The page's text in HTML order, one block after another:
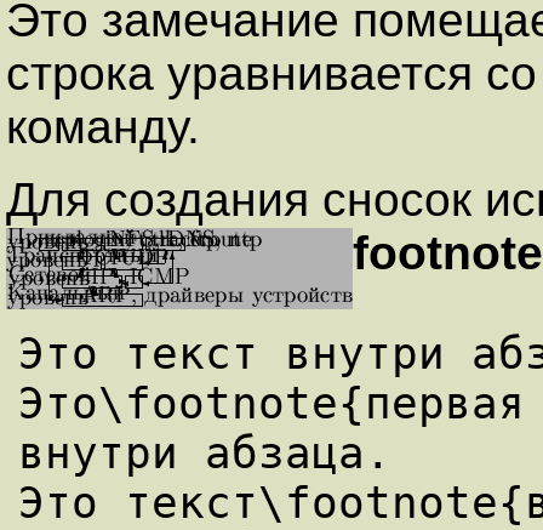
Это замечание
строка уравнивается
команду.
Для создания сносок
Это текст внутри
Это\footnote{первая
внутри абзаца.
Это